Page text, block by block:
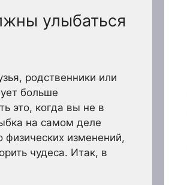
улыбаться
родственники или
больше
это, когда вы не в
на самом деле
физических изменений,
чудеса. Итак, в